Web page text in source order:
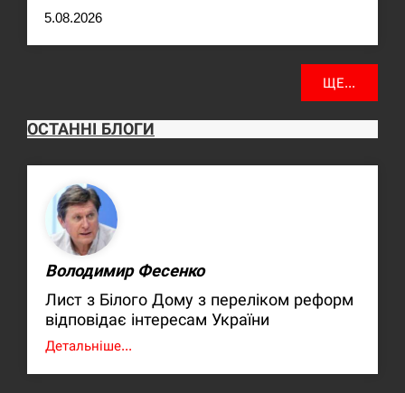
5.08.2026
ЩЕ...
ОСТАННІ БЛОГИ
Володимир Фесенко
Лист з Білого Дому з переліком реформ
відповідає інтересам України
Детальніше...